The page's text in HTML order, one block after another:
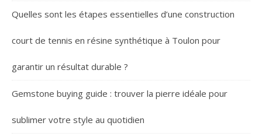
Quelles sont les étapes essentielles d’une construction
court de tennis en résine synthétique à Toulon pour
garantir un résultat durable ?
Gemstone buying guide : trouver la pierre idéale pour
sublimer votre style au quotidien